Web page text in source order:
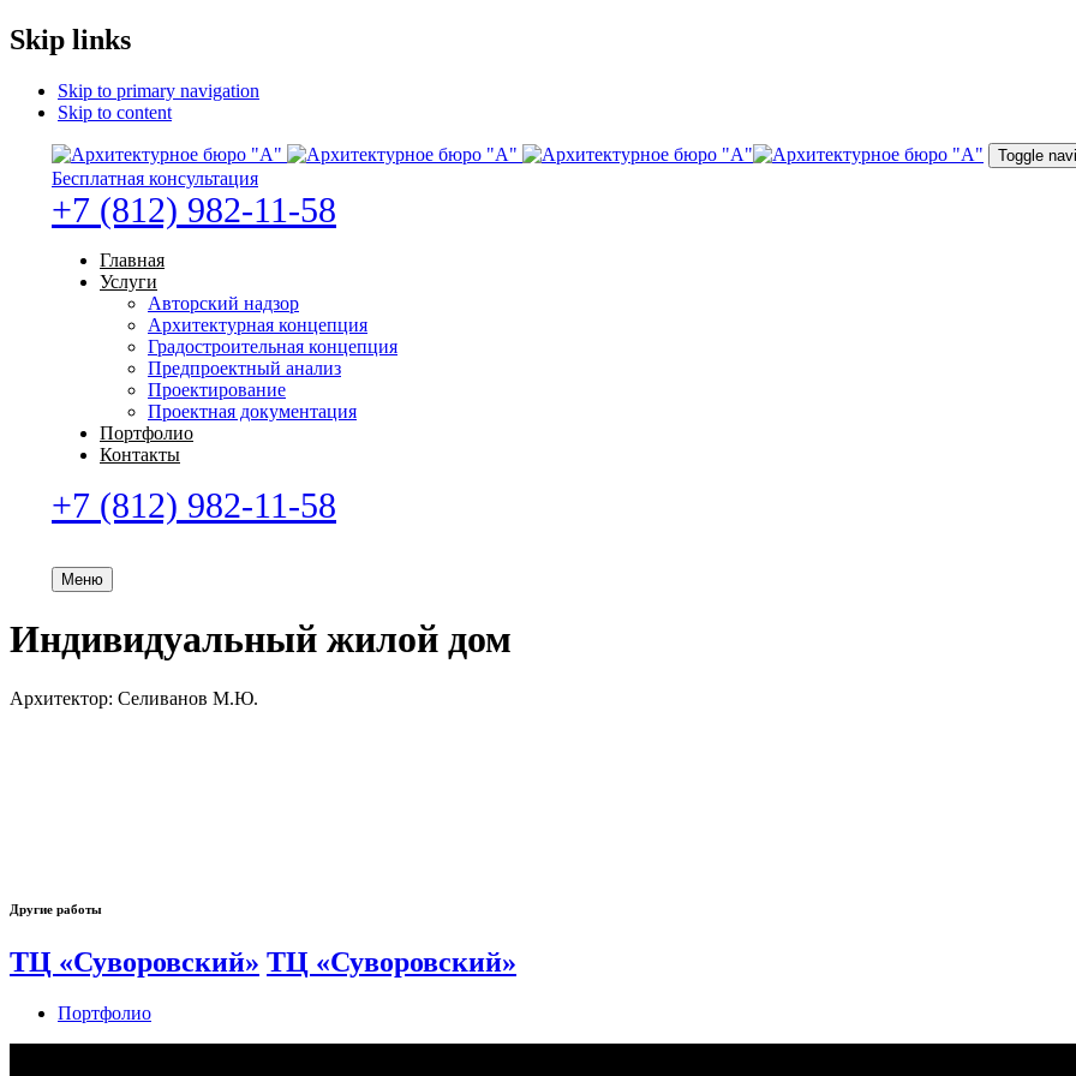
Skip links
Skip to primary navigation
Skip to content
Toggle
Бесплатная консультация
+7 (812) 982-11-58
Главная
Услуги
Авторский надзор
Архитектурная концепция
Градостроительная концепция
Предпроектный анализ
Проектирование
Проектная документация
Портфолио
Контакты
+7 (812) 982-11-58
Меню
Индивидуальный жилой дом
Архитектор: Селиванов М.Ю.
Другие работы
ТЦ «Суворовский» ТЦ «Суворовский»
Портфолио